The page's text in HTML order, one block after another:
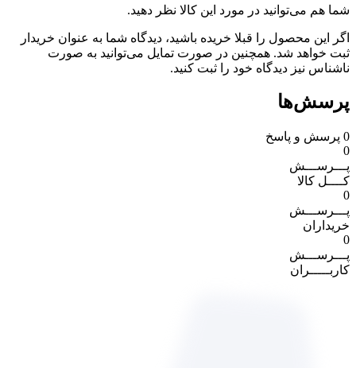
شما هم می‌توانید در مورد این کالا نظر دهید.
اگر این محصول را قبلا خریده باشید، دیدگاه شما به عنوان خریدار
ثبت خواهد شد. همچنین در صورت تمایل می‌توانید به صورت
ناشناس نیز دیدگاه خود را ثبت کنید.
پرسش‌ها
0 پرسش و پاسخ
0
پـــرســـش
کــــل کالا
0
پـــرســـش
خریداران
0
پـــرســـش
کاربـــــران